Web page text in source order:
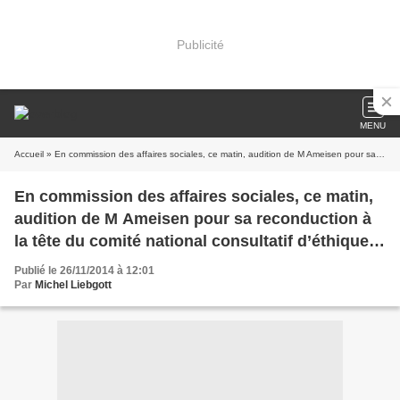
Publicité
MENU
Accueil » En commission des affaires sociales, ce matin, audition de M Ameisen pour sa reconduction à la tête du comité national consultatif d’éthique pour les sciences de la vie et de la santé. Une occasion de dire qu’il faut aller au-delà de la loi Leonetti dont les manques ont été soulignés par le cas de vincent Lambert.
En commission des affaires sociales, ce matin,
audition de M Ameisen pour sa reconduction à
la tête du comité national consultatif d’éthique
pour les sciences de la vie et de la santé. Une
occasion de dire qu’il faut aller au-delà de la loi
Leonetti dont les manques ont été soulignés par
Publié le 26/11/2014 à 12:01
Par Michel Liebgott